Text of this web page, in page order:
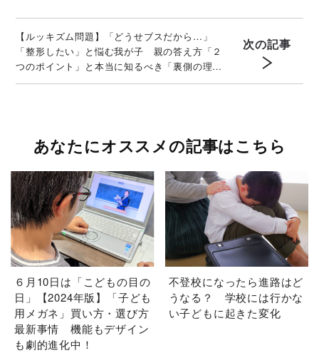
【ルッキズム問題】「どうせブスだから…」
「整形したい」と悩む我が子 親の答え方「２
つのポイント」と本当に知るべき「裏側の理
由」
次の記事
あなたにオススメの記事はこちら
６月10日は「こどもの目の
日」【2024年版】「子ども
用メガネ」買い方・選び方
最新事情 機能もデザイン
も劇的進化中！
不登校になったら進路はど
うなる？ 学校には行かな
い子どもに起きた変化